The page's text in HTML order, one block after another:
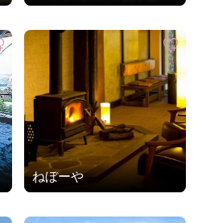
ねぼーや